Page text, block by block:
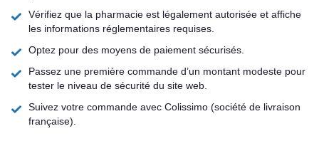
Vérifiez que la pharmacie est légalement autorisée et affiche
les informations réglementaires requises.
Optez pour des moyens de paiement sécurisés.
Passez une première commande d’un montant modeste pour
tester le niveau de sécurité du site web.
Suivez votre commande avec Colissimo (société de livraison
française).